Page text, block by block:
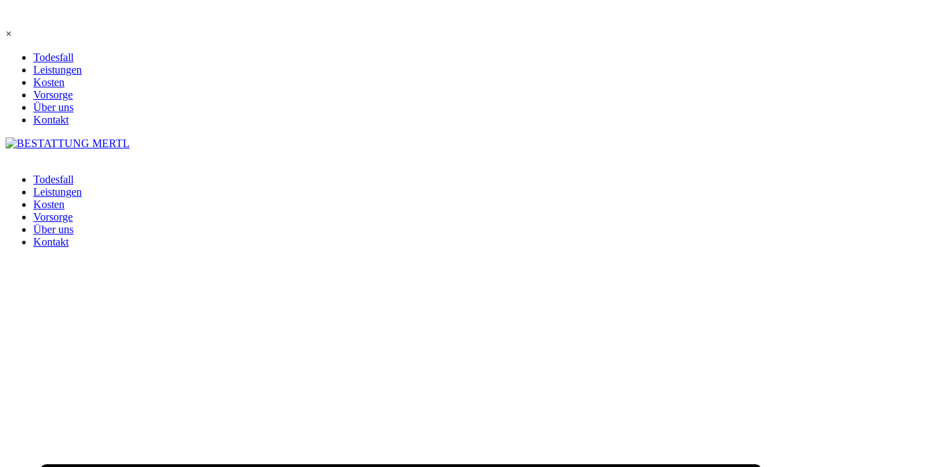
×
Todesfall
Leistungen
Kosten
Vorsorge
Über uns
Kontakt
Todesfall
Leistungen
Kosten
Vorsorge
Über uns
Kontakt